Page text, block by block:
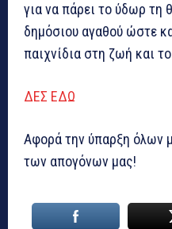
για να πάρει το ύδωρ τη
δημόσιου αγαθού ώστε
παιχνίδια στη ζωή και
ΔΕΣ ΕΔΩ
Αφορά την ύπαρξη όλων
των απογόνων μας!